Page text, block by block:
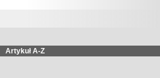
Artykuł A-Z